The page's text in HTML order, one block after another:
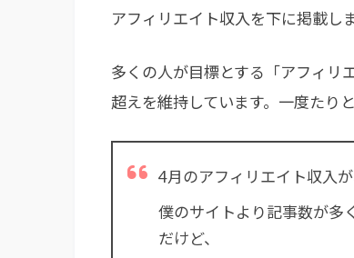
アフィリエイト収入を下に掲載しま
多くの人が目標とする「アフィリ
超えを維持しています。一度たり
4月のアフィリエイト収入
僕のサイトより記事数が多
だけど、